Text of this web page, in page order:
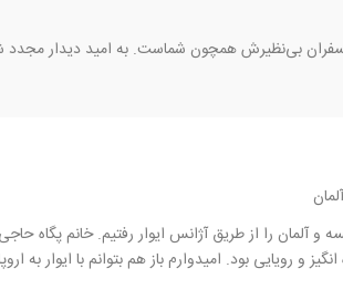
بی‌نظیرش همچون شماست. به امید دیدار مجدد
فرانسه و آلمان را از طریق آژانس ایوار رفتیم. خانم
و رویایی بود. امیدوارم باز هم بتوانم با ایوار به